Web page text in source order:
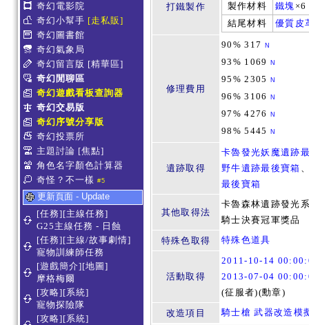
奇幻電影院
奇幻小幫手 [走私販]
奇幻圖書館
奇幻氣象局
奇幻留言版 [精華區]
奇幻閒聊區
奇幻遊戲看板查詢器
奇幻交易版
奇幻序號分享版
奇幻投票所
主題討論 [焦點]
角色名字顏色計算器
奇怪？不一樣 #5
更新頁面 - Update
[任務][主線任務]
G25主線任務 - 日蝕
[任務][主線/故事劇情]
寵物訓練師任務
[遊戲簡介][地圖]
摩格梅爾
[攻略][系統]
寵物探險隊
[攻略][系統]
打鐵製作
製作材料
鐵塊 ×6
結尾材料
優質皮
修理費用
90% 317 N
93% 1069 N
95% 2305 N
96% 3106 N
97% 4276 N
98% 5445 N
遺跡取得
卡魯發光妖魔遺跡
野牛遺跡最後寶箱
最後寶箱
其他取得法
卡魯森林遺跡發光
騎士決賽冠軍獎品
特殊色取得
特殊色道具
活動取得
2011-10-14
2013-07-04
(征服者)(勳章)
改造項目
騎士槍 武器改造模